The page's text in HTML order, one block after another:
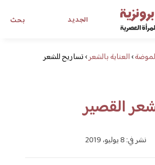
بحث الجديد
للفتاة العصرية ›العناية بالشعر›تساريح للشعر
القصير
نشر في: 8 يوليو، 2019